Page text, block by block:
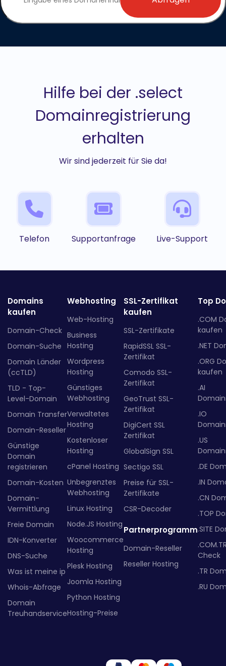
Hilfe bei der .select
Domainregistrierung
erhalten
Wir sind jederzeit für Sie da!
Telefon Supportanfrage Live-Support
Domains
kaufen
Domain-Check
Domain-Suche
Domain Länder
(ccTLD)
TLD - Top-
Level-Domain
Domain Transfer
Domain-Reseller
Günstige
Domain
registrieren
Domain-Kosten
Domain-
Vermittlung
Freie Domain
IDN-Konverter
DNS-Suche
Was ist meine ip
Whois-Abfrage
Domain
Treuhandservice
Webhosting
Web-Hosting
Business
Hosting
Wordpress
Hosting
Günstiges
Webhosting
Verwaltetes
Hosting
Kostenloser
Hosting
cPanel Hosting
Unbegrenztes
Webhosting
Linux Hosting
Node.JS Hosting
Woocommerce
Hosting
Plesk Hosting
Joomla Hosting
Python Hosting
Hosting-Preise
SSL-Zertifikat
kaufen
SSL-Zertifikate
RapidSSL SSL-
Zertifikat
Comodo SSL-
Zertifikat
GeoTrust SSL-
Zertifikat
DigiCert SSL
Zertifikat
GlobalSign SSL
Sectigo SSL
Preise für SSL-
Zertifikate
CSR-Decoder
Partnerprogramm
Domain-Reseller
Reseller Hosting
Top
.COM
kaufen
.NET
.ORG
kaufen
.AI
.IO
.US
.DE
.IN
.CN
.TOP
.SITE
Check
.TR
.RU